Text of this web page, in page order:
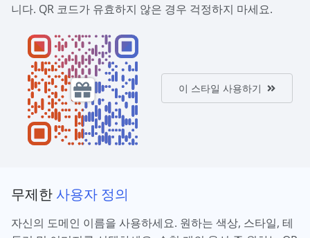
니다. QR 코드가 유효하지 않은 경우 걱정하지 마세요.
이 스타일 사용하기
무제한 사용자 정의
자신의 도메인 이름을 사용하세요. 원하는 색상, 스타일, 테